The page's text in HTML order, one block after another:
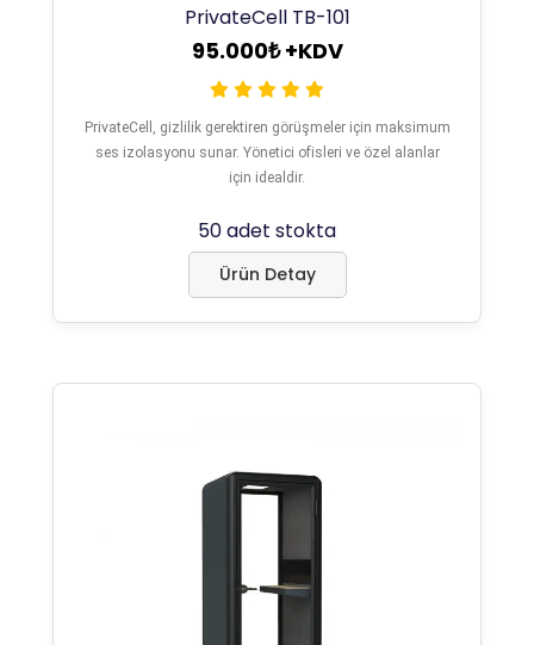
PrivateCell TB-101
95.000₺ +KDV
PrivateCell, gizlilik gerektiren görüşmeler için maksimum
ses izolasyonu sunar. Yönetici ofisleri ve özel alanlar
için idealdir.
50 adet stokta
Ürün Detay